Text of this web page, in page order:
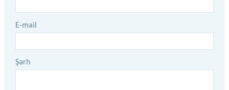
E-mail
Şərh